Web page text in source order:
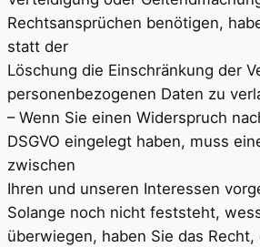
Rechtsansprüchen benötigen,
statt der
Löschung die Einschränkung der
personenbezogenen Daten zu
– Wenn Sie einen Widerspruch
DSGVO eingelegt haben, muss
zwischen
Ihren und unseren Interessen
Solange noch nicht feststeht,
überwiegen, haben Sie das Recht,